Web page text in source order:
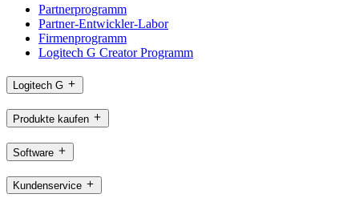
Partnerprogramm
Partner-Entwickler-Labor
Firmenprogramm
Logitech G Creator Programm
Logitech G
Produkte kaufen
Software
Kundenservice